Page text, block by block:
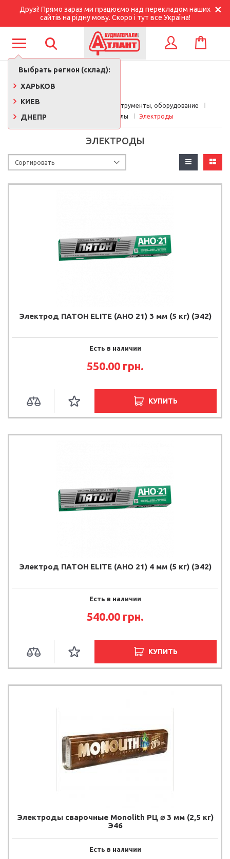
Друзі! Прямо зараз ми працюємо над перекладом наших
сайтів на рідну мову. Скоро і тут все Україна!
Выбрать регион (склад):
ХАРЬКОВ
КИЕВ
ДНЕПР
КОРЗИНА
Главная
Строительные инструменты, оборудование
Расходные материалы
Электроды
ЭЛЕКТРОДЫ
Электрод ПАТОН ELITE (АНО 21) 3 мм (5 кг) (Э42)
Есть в наличии
550.00 грн.
КУПИТЬ
Электрод ПАТОН ELITE (АНО 21) 4 мм (5 кг) (Э42)
Есть в наличии
540.00 грн.
КУПИТЬ
Электроды сварочные Monolith РЦ ⌀ 3 мм (2,5 кг)
Э46
Есть в наличии